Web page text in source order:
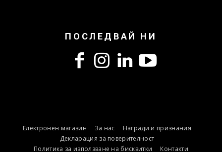
ПОСЛЕДВАЙ НИ
Електронен магазин За нас
Награди и признания
Декларация за поверителност
Политика за използване на бисквитки
Контакти